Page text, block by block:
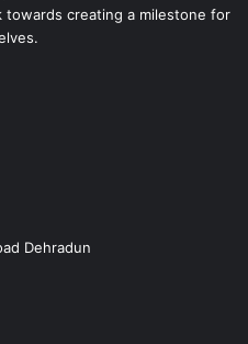
creating a milestone for
Dehradun